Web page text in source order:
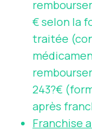
€ selon la
traitée
243?€
après
Franchise